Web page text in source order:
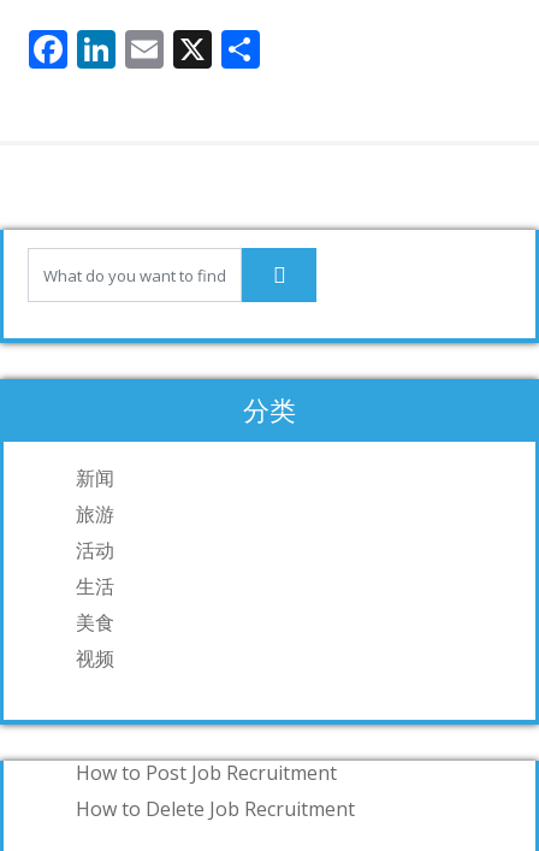
F
o
k
Li
n
E X
分类
新闻
旅游
活动
生活
美食
视频
How to Post Job Recruitment
How to Delete Job Recruitment